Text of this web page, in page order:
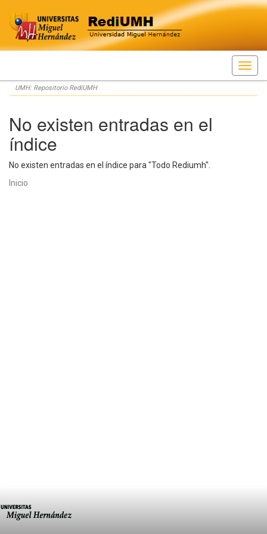
Skip
navigation
UMH: Repositorio RediUMH
No existen entradas en el
índice
No existen entradas en el índice para "Todo Rediumh".
Inicio